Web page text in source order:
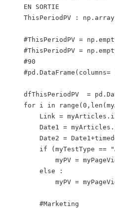
    EN SORTIE
ThisPeriodPV :
#ThisPeriodPV =
#ThisPeriodPV =
    #90
#pd.DataFrame(columns=
dfThisPeriodPV  =
for i in
Link =
Date1 =
Date2 =
if (myTestType ==
myPV =
        else :
myPV =
        #Marketing